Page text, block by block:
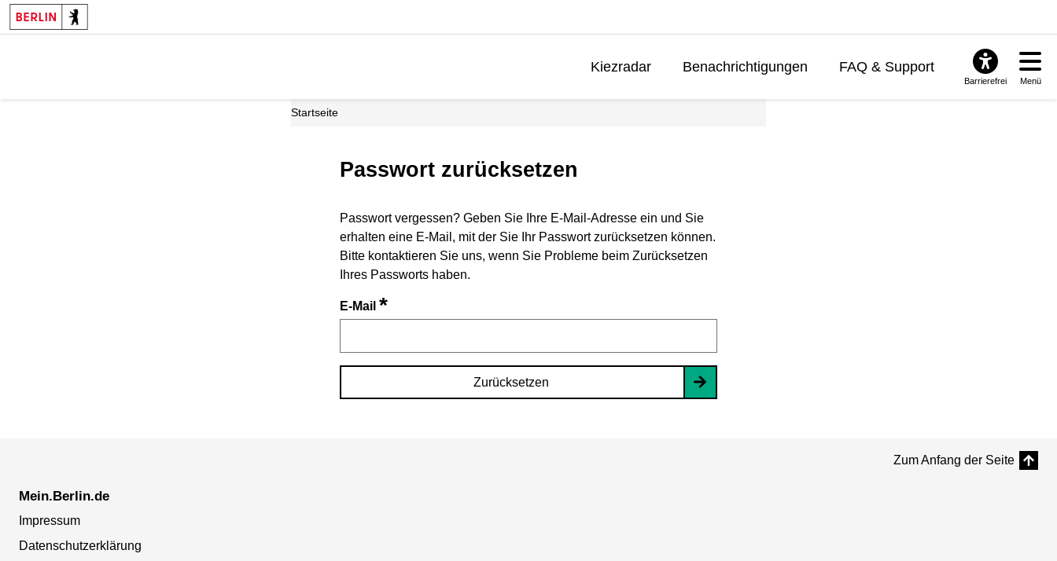
Kiezradar Benachrichtigungen FAQ & Support
Barrierefrei Menü
Startseite
Passwort zurücksetzen
Passwort vergessen? Geben Sie Ihre E-Mail-Adresse ein und Sie
erhalten eine E-Mail, mit der Sie Ihr Passwort zurücksetzen können.
Bitte kontaktieren Sie uns, wenn Sie Probleme beim Zurücksetzen
Ihres Passworts haben.
E-Mail *
Zurücksetzen
Zum Anfang der Seite
Mein.Berlin.de
Impressum
Datenschutzerklärung